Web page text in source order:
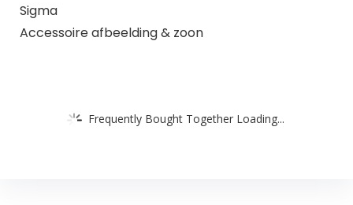
Sigma
Accessoire afbeelding & zoon
Frequently Bought Together Loading...